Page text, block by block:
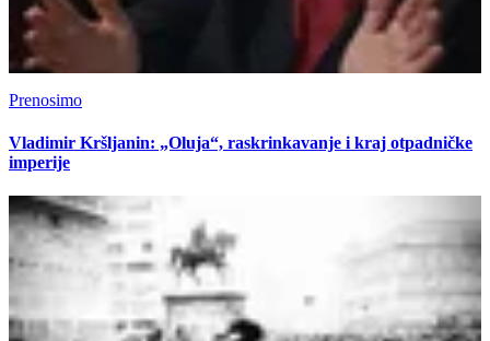
Prenosimo
Vladimir Kršljanin: „Oluja“, raskrinkavanje i kraj otpadničke
imperije